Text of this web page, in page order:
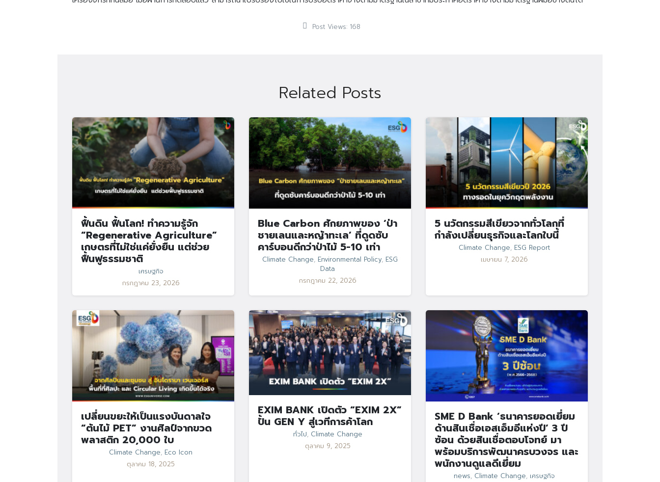
Search
for: Search
Post Views: 168
Related Posts
ฟื้นดิน ฟื้นโลก! ทำความรู้จัก
“Regenerative Agriculture”
เกษตรที่ไม่ใช่แค่ยั่งยืน แต่ช่วย
ฟื้นฟูธรรมชาติ
เศรษฐกิจ
กรกฎาคม 23, 2026
Blue Carbon ศักยภาพของ ‘ป่า
ชายเลนและหญ้าทะเล’ ที่ดูดซับ
คาร์บอนดีกว่าป่าไม้ 5-10 เท่า
Climate Change, Environmental Policy, ESG
Data
กรกฎาคม 22, 2026
5 นวัตกรรมสีเขียวจากทั่วโลกที่
กำลังเปลี่ยนธุรกิจและโลกใบนี้
Climate Change, ESG Report
เมษายน 7, 2026
เปลี่ยนขยะให้เป็นแรงบันดาลใจ
“ต้นไม้ PET” งานศิลป์จากขวด
พลาสติก 20,000 ใบ
Climate Change, Eco Icon
ตุลาคม 18, 2025
EXIM BANK เปิดตัว “EXIM 2X”
ปั้น GEN Y สู่เวทีการค้าโลก
ทั่วไป, Climate Change
ตุลาคม 9, 2025
SME D Bank ‘ธนาคารยอดเยี่ยม
ด้านสินเชื่อเอสเอ็มอีแห่งปี’ 3 ปี
ซ้อน ด้วยสินเชื่อตอบโจทย์ มา
พร้อมบริการพัฒนาครบวงจร และ
พนักงานดูแลดีเยี่ยม
news, Climate Change, เศรษฐกิจ